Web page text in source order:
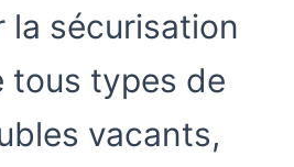
la sécurisation
tous types de
vacants,